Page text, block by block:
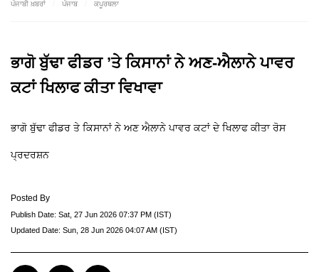
ਪੰਜਾਬੀ ਖ਼ਬਰਾਂ ਪੰਜਾਬ ਕਪੂਰਥਲਾ
ਭਾਗੋ ਬੁੱਢਾ ਫੀਡਰ ’ਤੇ ਕਿਸਾਨਾਂ ਨੇ ਅਣ-ਐਲਾਨੇ ਪਾਵਰ
ਕਟਾਂ ਖਿਲਾਫ ਕੀਤਾ ਵਿਖਾਵਾ
ਭਾਗੋ ਬੁੱਢਾ ਫੀਡਰ ਤੇ ਕਿਸਾਨਾਂ ਨੇ ਅਣ ਐਲਾਨੇ ਪਾਵਰ ਕਟਾਂ ਦੇ ਖਿਲਾਫ ਕੀਤਾ ਰੋਸ
ਪ੍ਰਦਰਸ਼ਨ
Posted By
Publish Date: Sat, 27 Jun 2026 07:37 PM (IST)
Updated Date: Sun, 28 Jun 2026 04:07 AM (IST)